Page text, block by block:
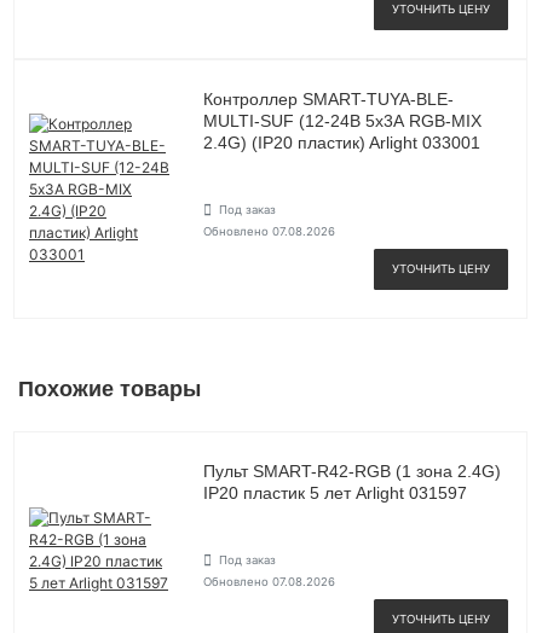
УТОЧНИТЬ ЦЕНУ
Контроллер SMART-TUYA-BLE-
MULTI-SUF (12-24В 5х3А RGB-MIX
2.4G) (IP20 пластик) Arlight 033001
Под заказ
Обновлено 07.08.2026
УТОЧНИТЬ ЦЕНУ
Похожие товары
Пульт SMART-R42-RGB (1 зона 2.4G)
IP20 пластик 5 лет Arlight 031597
Под заказ
Обновлено 07.08.2026
УТОЧНИТЬ ЦЕНУ